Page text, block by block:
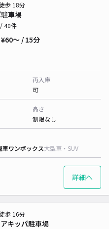
車場
歩 18分
/ 40件
¥60〜 / 15分
再入庫
可
高さ
制限なし
車ワンボックス大型車・SUV
詳細へ
キッパ駐車場
歩 16分